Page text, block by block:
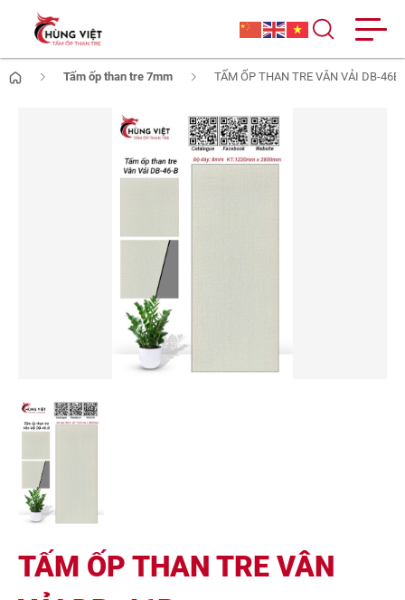
Tấm ốp than tre 7mm TẤM ỐP THAN TRE VÂN VẢI DB-46B
TẤM ỐP THAN TRE VÂN